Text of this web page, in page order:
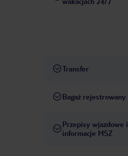
Transfer
Bagaż rejestrowany
Przepisy wjazdowe i
informacje MSZ